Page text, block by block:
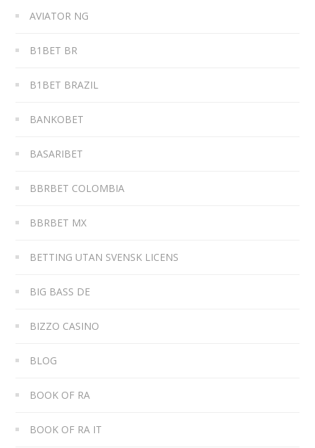
AVIATOR NG
B1BET BR
B1BET BRAZIL
BANKOBET
BASARIBET
BBRBET COLOMBIA
BBRBET MX
BETTING UTAN SVENSK LICENS
BIG BASS DE
BIZZO CASINO
BLOG
BOOK OF RA
BOOK OF RA IT